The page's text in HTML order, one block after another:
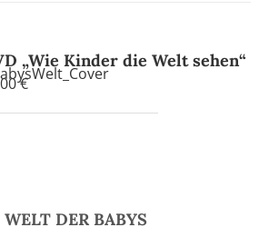
„Wie Kinder die Welt sehen“
€
DER BABYS